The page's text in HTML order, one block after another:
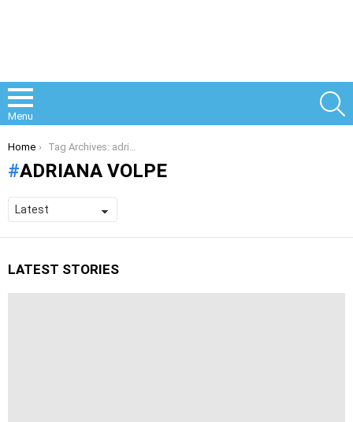
Menu
You are here:
Home Tag Archives: adriana volpe
ADRIANA VOLPE
LATEST STORIES